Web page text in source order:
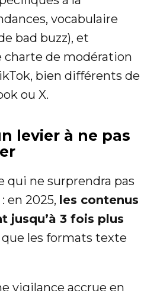
vocabulaire
bad buzz), et
charte de modération
bien différents de
ou X.
levier à ne pas
qui ne surprendra pas
en 2025, les contenus
jusqu’à 3 fois plus
que les formats texte
vigilance accrue en